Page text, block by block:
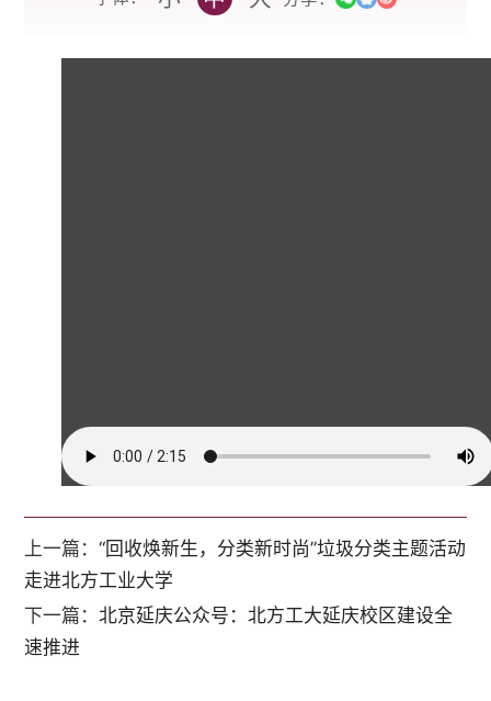
上一篇：“回收焕新生，分类新时尚”垃圾分类主题活动
走进北方工业大学
下一篇：北京延庆公众号：北方工大延庆校区建设全
速推进